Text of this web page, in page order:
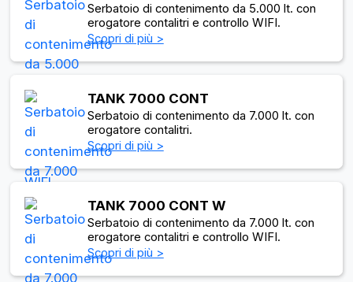
Serbatoio di contenimento da 5.000 lt. con
erogatore contalitri e controllo WIFI.
Scopri di più >
TANK 7000 CONT
Serbatoio di contenimento da 7.000 lt. con
erogatore contalitri.
Scopri di più >
TANK 7000 CONT W
Serbatoio di contenimento da 7.000 lt. con
erogatore contalitri e controllo WIFI.
Scopri di più >